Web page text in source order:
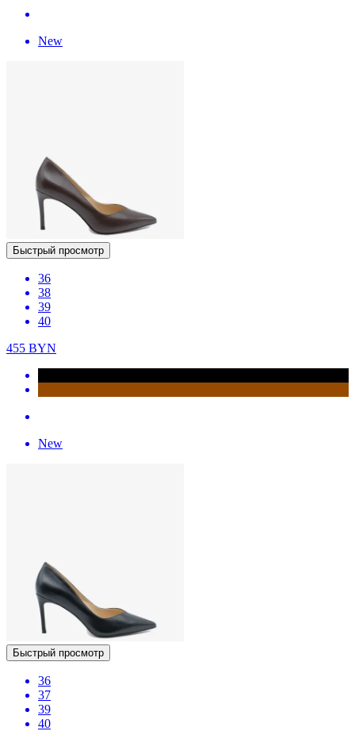
New
Быстрый просмотр
36
38
39
40
455 BYN
New
Быстрый просмотр
36
37
39
40